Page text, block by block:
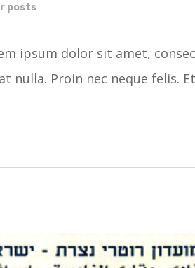
posts
ipsum dolor sit amet,
at nulla. Proin nec neque felis.